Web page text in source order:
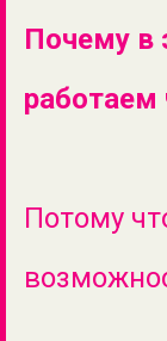
Почему в
работаем
Потому